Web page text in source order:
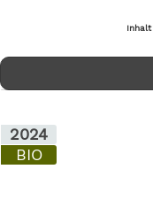
Inhalt
2024
BIO